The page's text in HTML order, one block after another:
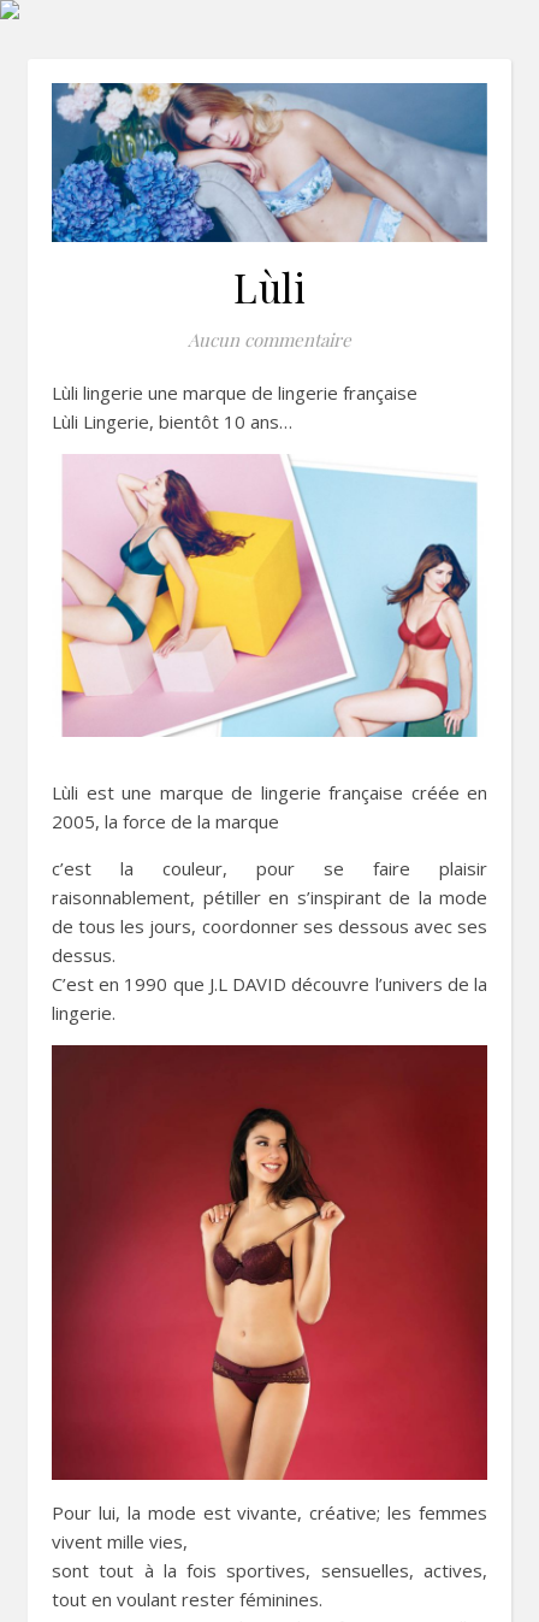
Lùli
Aucun commentaire
Lùli lingerie une marque de lingerie française
Lùli Lingerie, bientôt 10 ans…
Lùli est une marque de lingerie française créée en
2005, la force de la marque
c’est la couleur, pour se faire plaisir
raisonnablement, pétiller en s’inspirant de la mode
de tous les jours, coordonner ses dessous avec ses
dessus.
C’est en 1990 que J.L DAVID découvre l’univers de la
lingerie.
Pour lui, la mode est vivante, créative; les femmes
vivent mille vies,
sont tout à la fois sportives, sensuelles, actives,
tout en voulant rester féminines.